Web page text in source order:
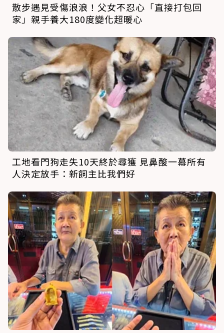
散步遇見受傷浪浪！父女不忍心「直接打包回
家」親手養大180度變化超暖心
工地看門狗走失10天終於尋獲 見鼻酸一幕所有
人決定放手：新飼主比我們好